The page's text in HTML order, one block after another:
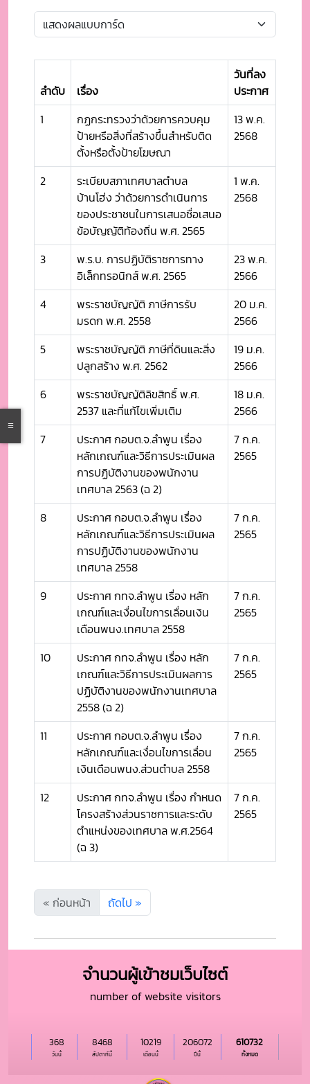
ลำดับ เรื่อง
วันที่ลง
ประกาศ
1
กฏกระทรวงว่าด้วยการควบคุม
ป้ายหรือสิ่งที่สร้างขึ้นสำหรับติด
ตั้งหรือตั้งป้ายโฆษณา
13 พ.ค.
2568
2
ระเบียบสภาเทศบาลตำบล
บ้านโฮ่ง ว่าด้วยการดำเนินการ
ของประชาชนในการเสนอชื่อเสนอ
ข้อบัญญัติท้องถิ่น พ.ศ. 2565
1 พ.ค.
2568
3
พ.ร.บ. การปฏิบัติราชการทาง
อิเล็กทรอนิกส์ พ.ศ. 2565
23 พ.ค.
2566
4
พระราชบัญญัติ ภาษีการรับ
มรดก พ.ศ. 2558
20 ม.ค.
2566
5
พระราชบัญญัติ ภาษีที่ดินและสิ่ง
ปลูกสร้าง พ.ศ. 2562
19 ม.ค.
2566
6
พระราชบัญญัติลิขสิทธิ์ พ.ศ.
2537 และที่แก้ไขเพิ่มเติม
18 ม.ค.
2566
7
ประกาศ กอบต.จ.ลำพูน เรื่อง
หลักเกณฑ์และวิธีการประเมินผล
การปฏิบัติงานของพนักงาน
เทศบาล 2563 (ฉ 2)
7 ก.ค.
2565
8
ประกาศ กอบต.จ.ลำพูน เรื่อง
หลักเกณฑ์และวิธีการประเมินผล
การปฏิบัติงานของพนักงาน
เทศบาล 2558
7 ก.ค.
2565
9
ประกาศ กทจ.ลำพูน เรื่อง หลัก
เกณฑ์และเงื่อนไขการเลื่อนเงิน
เดือนพนง.เทศบาล 2558
7 ก.ค.
2565
10
ประกาศ กทจ.ลำพูน เรื่อง หลัก
เกณฑ์และวิธีการประเมินผลการ
ปฏิบัติงานของพนักงานเทศบาล
2558 (ฉ 2)
7 ก.ค.
2565
11
ประกาศ กอบต.จ.ลำพูน เรื่อง
หลักเกณฑ์และเงื่อนไขการเลื่อน
เงินเดือนพนง.ส่วนตำบล 2558
7 ก.ค.
2565
12
ประกาศ กทจ.ลำพูน เรื่อง กำหนด
โครงสร้างส่วนราชการและระดับ
ตำแหน่งของเทศบาล พ.ศ.2564
(ฉ 3)
7 ก.ค.
2565
« ก่อนหน้า ถัดไป »
จำนวนผู้เข้าชมเว็บไซต์
number of website visitors
วันนี้
368
สัปดาห์นี้
8468
เดือนนี้
10219
ปีนี้
206072
ทั้งหมด
610732